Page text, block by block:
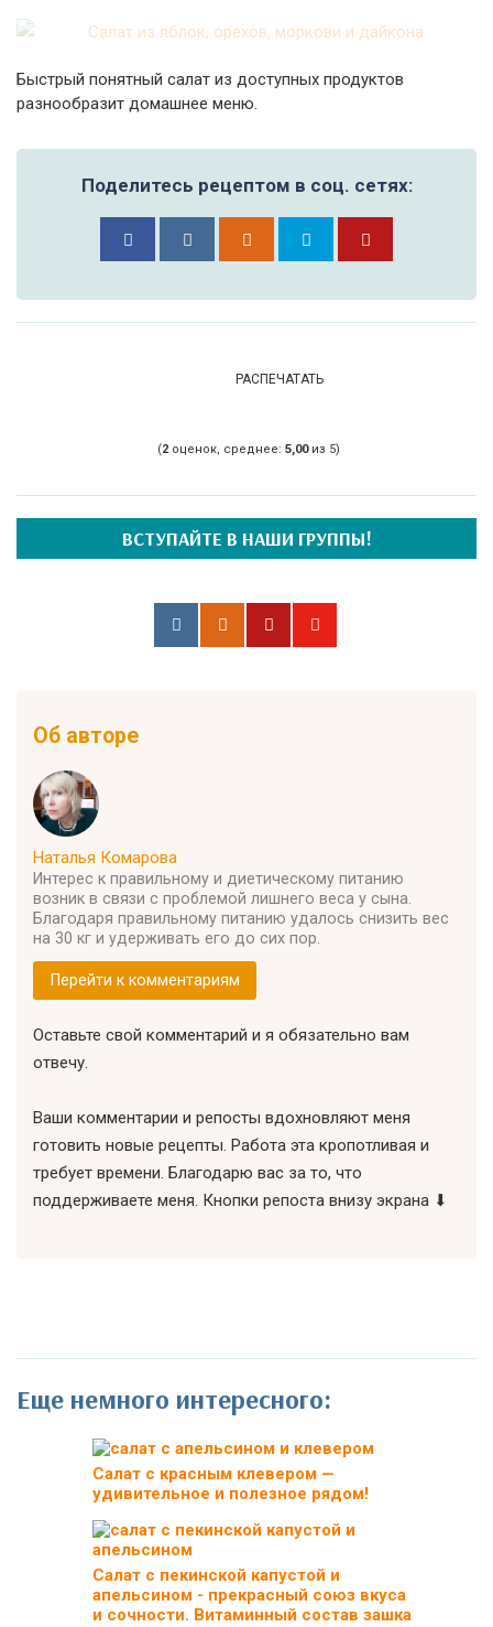
Быстрый понятный салат из доступных продуктов
разнообразит домашнее меню.
Поделитесь рецептом в соц. сетях:
РАСПЕЧАТАТЬ
(2оценок, среднее: 5,00из 5)
ВСТУПАЙТЕ В НАШИ ГРУППЫ!
Об авторе
Наталья Комарова
Интерес к правильному и диетическому питанию
возник в связи с проблемой лишнего веса у сына.
Благодаря правильному питанию удалось снизить вес
на 30 кг и удерживать его до сих пор.
Перейти к комментариям
Оставьте свой комментарий и я обязательно вам
отвечу.
Ваши комментарии и репосты вдохновляют меня
готовить новые рецепты. Работа эта кропотливая и
требует времени. Благодарю вас за то, что
поддерживаете меня. Кнопки репоста внизу экрана ⬇
Еще немного интересного:
Салат с красным клевером —
удивительное и полезное рядом!
Салат с пекинской капустой и
апельсином - прекрасный союз вкуса
и сочности. Витаминный состав зашка